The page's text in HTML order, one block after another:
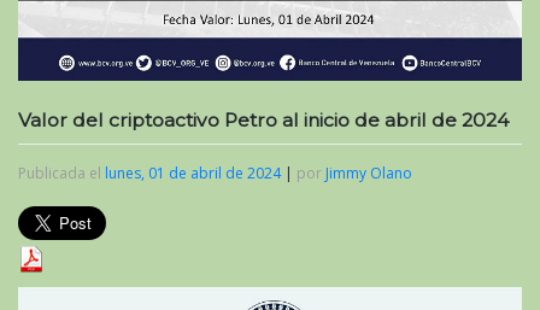
Valor del criptoactivo Petro al inicio de abril de 2024
Publicada el lunes, 01 de abril de 2024| por Jimmy Olano